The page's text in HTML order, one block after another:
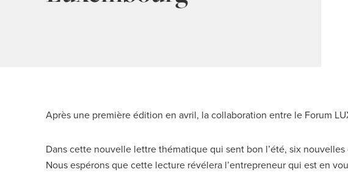
Après une première édition en avril, la collaboration entre le Forum
Dans cette nouvelle lettre thématique qui sent bon l’été, six
Nous espérons que cette lecture révélera l’entrepreneur qui est en